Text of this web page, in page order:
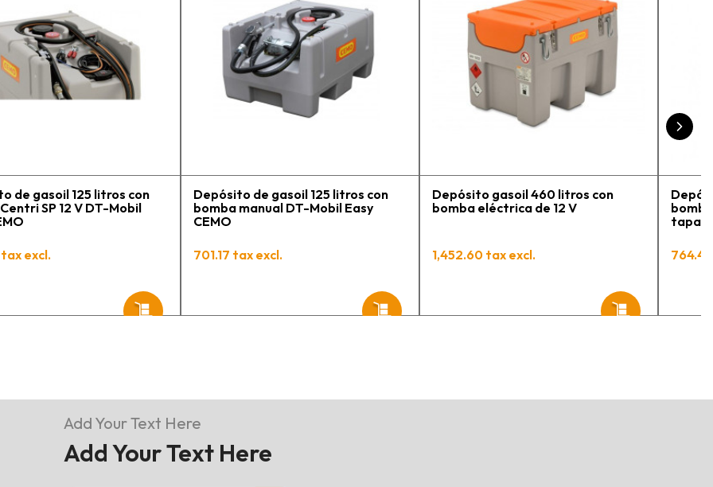
contactactanto me explicó todo￼
En general, la recomiendo, he
vuelto a comprar, tengo varios
pedidos en proceso y muy
contento.
de gasoil 125 litros con
SP 12 V DT-Mobil
excl.
Depósito de gasoil 125 litros con
bomba manual DT-Mobil Easy
CEMO
701.17 tax excl.
Depósito gasoil 460 litros con
bomba eléctrica de 12 V
1,452.60 tax excl.
tapa y
Add Your Text Here
Add Your Text Here